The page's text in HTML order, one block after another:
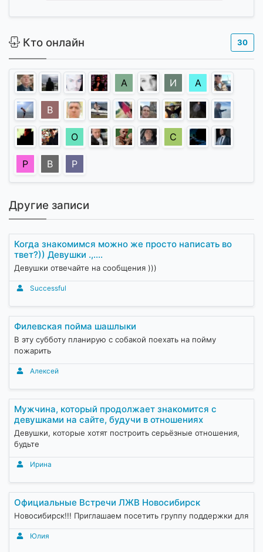
Кто онлайн 30
А И А
В
О С
Р B Р
Другие записи
Когда знакомимся можно же просто написать во
твет?)) Девушки .,....
Девушки отвечайте на сообщения )))
Successful
Филевская пойма шашлыки
В эту субботу планирую с собакой поехать на пойму
пожарить
Алексей
Мужчина, который продолжает знакомится с
девушками на сайте, будучи в отношениях
Девушки, которые хотят построить серьёзные отношения,
будьте
Ирина
Официальные Встречи ЛЖВ Новосибирск
Новосибирск!!! Приглашаем посетить группу поддержки для
Юлия